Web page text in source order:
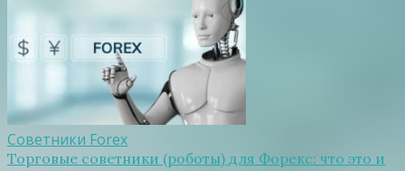
Советники Forex
Торговые советники (роботы) для Форекс: что это и